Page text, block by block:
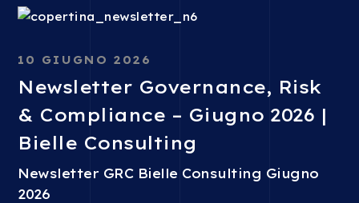
10 GIUGNO 2026
Newsletter Governance, Risk
& Compliance – Giugno 2026 |
Bielle Consulting
Newsletter GRC Bielle Consulting Giugno
2026